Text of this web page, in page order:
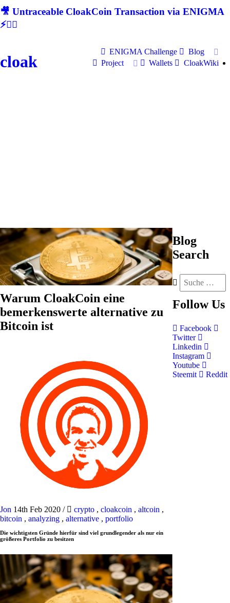
🎥 Untraceable CloakCoin Transaction via ENIGMA
⚡🕵‍♂
cloak
ENIGMA Challenge
Blog
Project
Wallets CloakWiki
Warum CloakCoin eine
bemerkenswerte alternative zu
Bitcoin ist
Jon 14th Feb 2020 / crypto , cloakcoin , altcoin ,
bitcoin , analyzing , alternative , portfolio
Die wichtigsten Gründe hierfür sind viel grundlegender als nur ein
größeres Portfolio zu besitzen
Blog
Search
Follow Us
Facebook
Twitter
Linkedin
Instagram
Youtube
Steemit
Reddit